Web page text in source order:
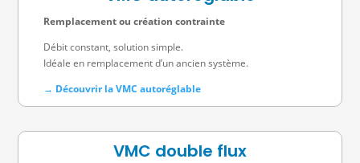
Remplacement ou création contrainte
Débit constant, solution simple.
Idéale en remplacement d’un ancien système.
→ Découvrir la VMC autoréglable
VMC double flux